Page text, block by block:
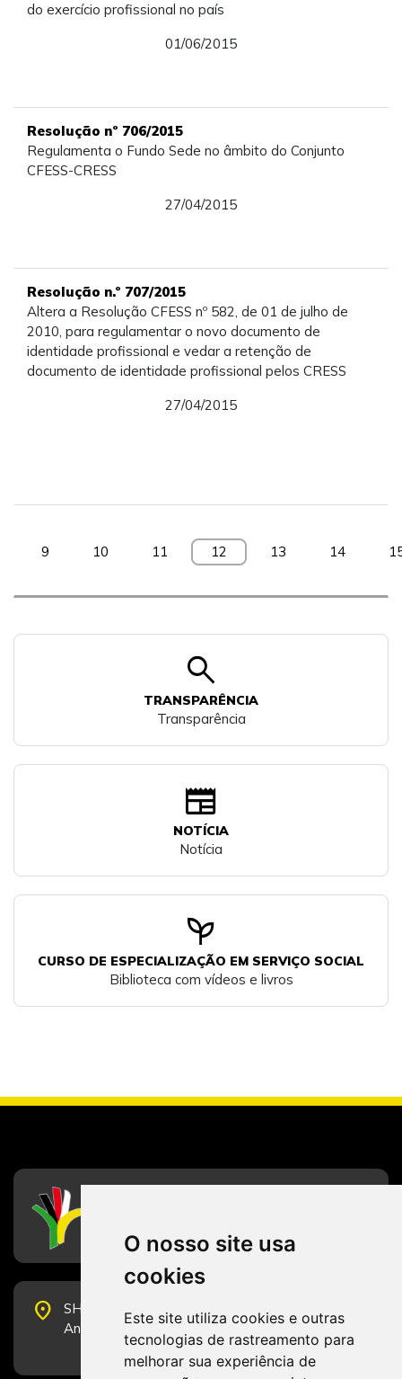
O nosso site usa
cookies
Este site utiliza cookies e outras
tecnologias de rastreamento para
melhorar sua experiência de
do exercício profissional no país
01/06/2015
Resolução nº 706/2015
Regulamenta o Fundo Sede no âmbito do Conjunto
CFESS-CRESS
27/04/2015
Resolução n.º 707/2015
Altera a Resolução CFESS nº 582, de 01 de julho de
2010, para regulamentar o novo documento de
identidade profissional e vedar a retenção de
documento de identidade profissional pelos CRESS
27/04/2015
9 10 11 12 13 14
search
TRANSPARÊNCIA
Transparência
newspaper
NOTÍCIA
Notícia
psychiatry
CURSO DE ESPECIALIZAÇÃO EM SERVIÇO SOCIAL
Biblioteca com vídeos e livros
place
SHS Quadra 6, Bloco E, Complexo Brasil 21, 20º
Andar, Sala 2001 - CEP 70322-915 - Brasília/DF